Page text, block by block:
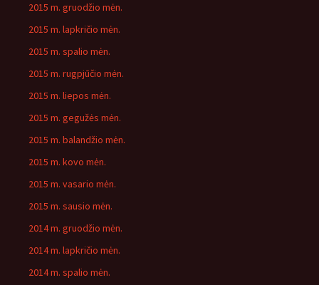
2015 m. gruodžio mėn.
2015 m. lapkričio mėn.
2015 m. spalio mėn.
2015 m. rugpjūčio mėn.
2015 m. liepos mėn.
2015 m. gegužės mėn.
2015 m. balandžio mėn.
2015 m. kovo mėn.
2015 m. vasario mėn.
2015 m. sausio mėn.
2014 m. gruodžio mėn.
2014 m. lapkričio mėn.
2014 m. spalio mėn.